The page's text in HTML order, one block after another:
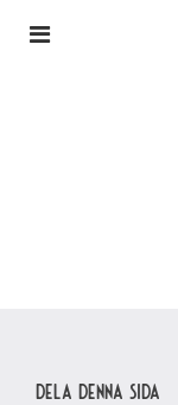
Dela denna sida